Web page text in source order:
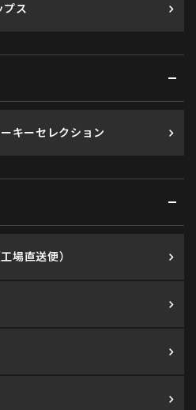
プス
キーセレクション
場直送便）